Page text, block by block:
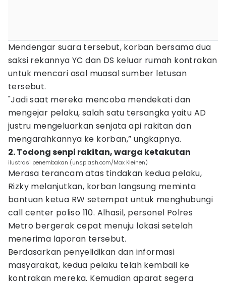
Mendengar suara tersebut, korban bersama dua
saksi rekannya YC dan DS keluar rumah kontrakan
untuk mencari asal muasal sumber letusan
tersebut.
"Jadi saat mereka mencoba mendekati dan
mengejar pelaku, salah satu tersangka yaitu AD
justru mengeluarkan senjata api rakitan dan
mengarahkannya ke korban,” ungkapnya.
2. Todong senpi rakitan, warga ketakutan
ilustrasi penembakan (unsplash.com/Max Kleinen)
Merasa terancam atas tindakan kedua pelaku,
Rizky melanjutkan, korban langsung meminta
bantuan ketua RW setempat untuk menghubungi
call center poliso 110. Alhasil, personel Polres
Metro bergerak cepat menuju lokasi setelah
menerima laporan tersebut.
Berdasarkan penyelidikan dan informasi
masyarakat, kedua pelaku telah kembali ke
kontrakan mereka. Kemudian aparat segera